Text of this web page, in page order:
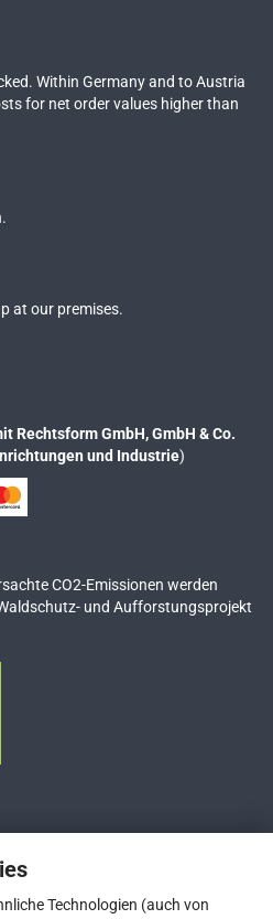
Technologien (auch von
Within Germany and to Austria
for net order values higher than
at our premises.
Rechtsform GmbH, GmbH & Co.
und Industrie)
CO2-Emissionen werden
und Aufforstungsprojekt